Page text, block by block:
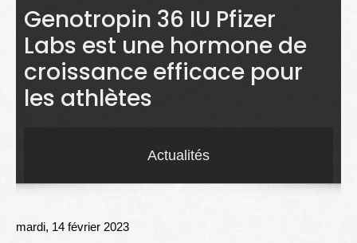
Actualités
Sciences
Maladies
Soins
Genotropin 36 IU Pfizer
Labs est une hormone de
croissance efficace pour
les athlètes
Actualités
mardi, 14 février 2023